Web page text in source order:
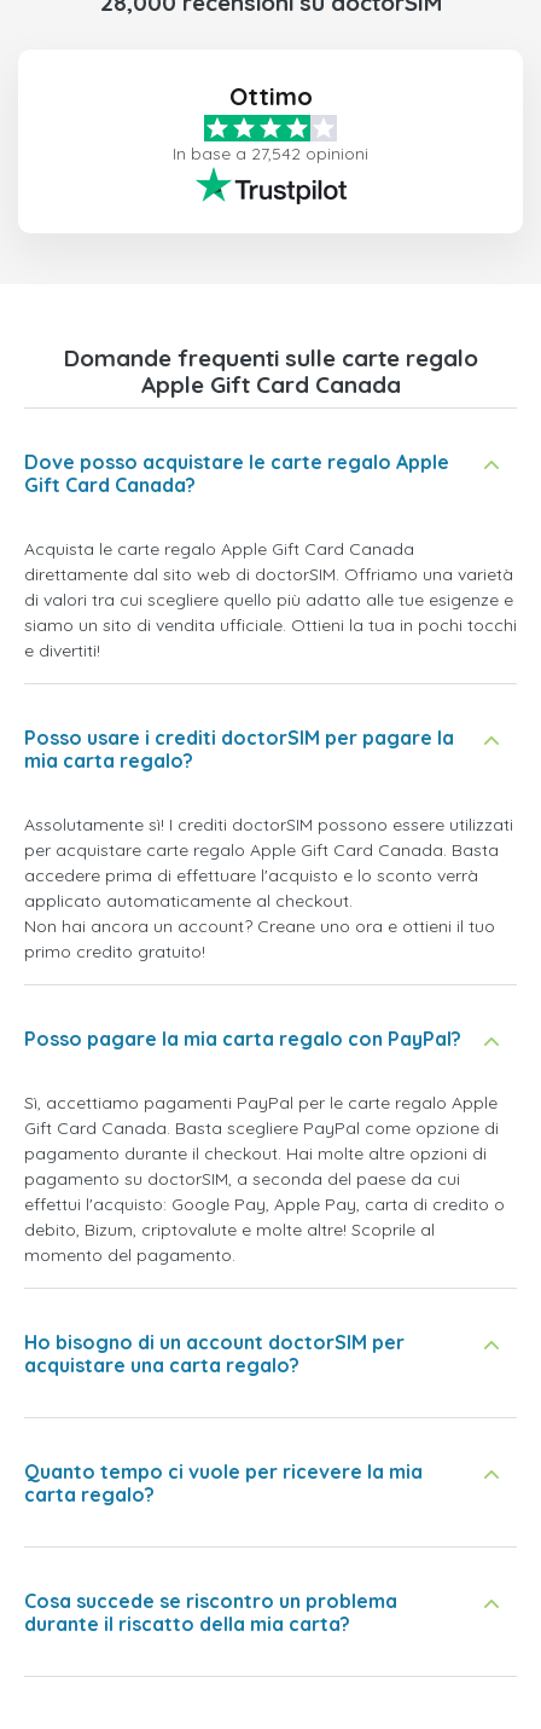
Ottimo
In base a 27,542 opinioni
Domande frequenti sulle carte regalo
Apple Gift Card Canada
Dove posso acquistare le carte regalo Apple
Gift Card Canada?
Acquista le carte regalo Apple Gift Card Canada
direttamente dal sito web di doctorSIM. Offriamo una varietà
di valori tra cui scegliere quello più adatto alle tue esigenze e
siamo un sito di vendita ufficiale. Ottieni la tua in pochi tocchi
e divertiti!
Posso usare i crediti doctorSIM per pagare la
mia carta regalo?
Assolutamente sì! I crediti doctorSIM possono essere utilizzati
per acquistare carte regalo Apple Gift Card Canada. Basta
accedere prima di effettuare l'acquisto e lo sconto verrà
applicato automaticamente al checkout.
Non hai ancora un account? Creane uno ora e ottieni il tuo
primo credito gratuito!
Posso pagare la mia carta regalo con PayPal?
Sì, accettiamo pagamenti PayPal per le carte regalo Apple
Gift Card Canada. Basta scegliere PayPal come opzione di
pagamento durante il checkout. Hai molte altre opzioni di
pagamento su doctorSIM, a seconda del paese da cui
effettui l'acquisto: Google Pay, Apple Pay, carta di credito o
debito, Bizum, criptovalute e molte altre! Scoprile al
momento del pagamento.
Ho bisogno di un account doctorSIM per
acquistare una carta regalo?
Quanto tempo ci vuole per ricevere la mia
carta regalo?
Cosa succede se riscontro un problema
durante il riscatto della mia carta?